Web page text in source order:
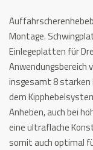
Montage.
Einlegeplatten für
Anwendungsbereich
insgesamt 8 starken
dem
Anheben, auch bei
eine ultraflache
somit auch optimal